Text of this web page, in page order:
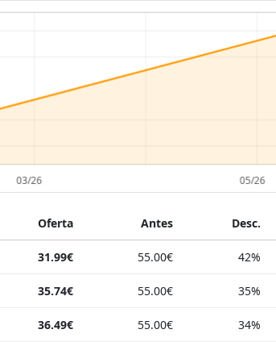
Oferta Antes Desc.
31.99€ 55.00€ 42%
35.74€ 55.00€ 35%
36.49€ 55.00€ 34%